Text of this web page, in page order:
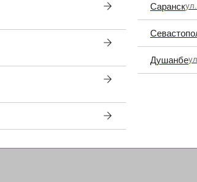
Моисеевич
офтальмохирург,
наук, доцент
Кулиева
Вячеславовна
офтальмохирург
Саранск
Душанбе